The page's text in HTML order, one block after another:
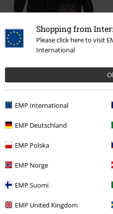
Shopping from
Please click here to visit
International
EMP International
EMP Deutschland
EMP Polska
EMP Norge
EMP Suomi
EMP United Kingdom
Band Merch